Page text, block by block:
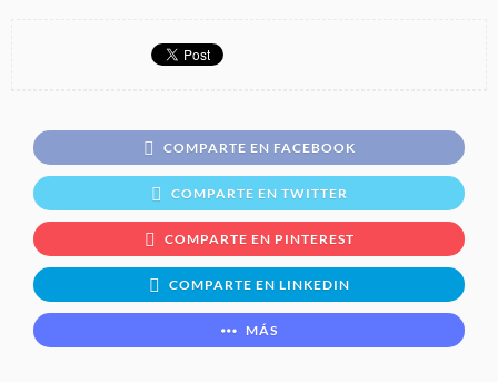
COMPARTE EN FACEBOOK
COMPARTE EN TWITTER
COMPARTE EN PINTEREST
COMPARTE EN LINKEDIN
MÁS